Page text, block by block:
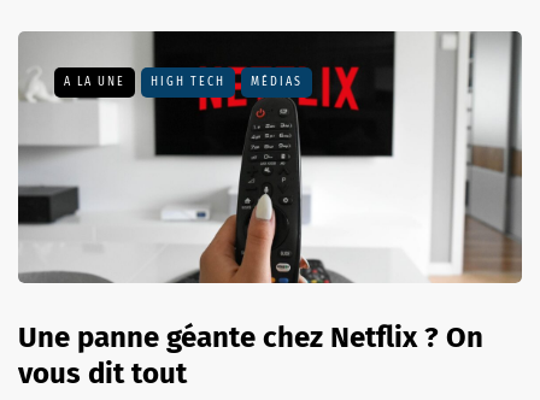
A LA UNE HIGH TECH MÉDIAS
Une panne géante chez Netflix ? On
vous dit tout